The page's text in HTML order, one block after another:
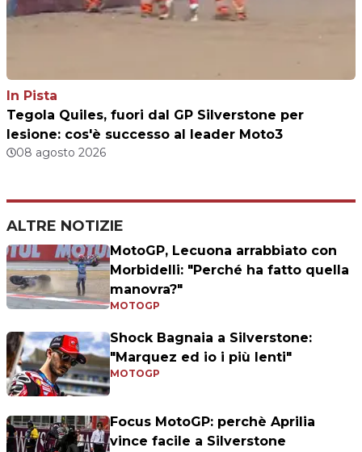
In Pista
Tegola Quiles, fuori dal GP Silverstone per
lesione: cos'è successo al leader Moto3
08 agosto 2026
ALTRE NOTIZIE
MotoGP, Lecuona arrabbiato con
Morbidelli: "Perché ha fatto quella
manovra?"
MOTOGP
Shock Bagnaia a Silverstone:
"Marquez ed io i più lenti"
MOTOGP
Focus MotoGP: perchè Aprilia
vince facile a Silverstone